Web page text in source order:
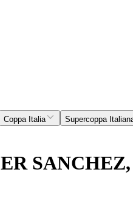
Coppa Italia Supercoppa